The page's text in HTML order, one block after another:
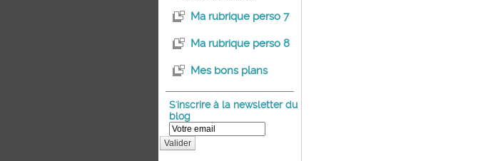
Ma rubrique perso 7
Ma rubrique perso 8
Mes bons plans
S'inscrire à la newsletter du
blog
Valider